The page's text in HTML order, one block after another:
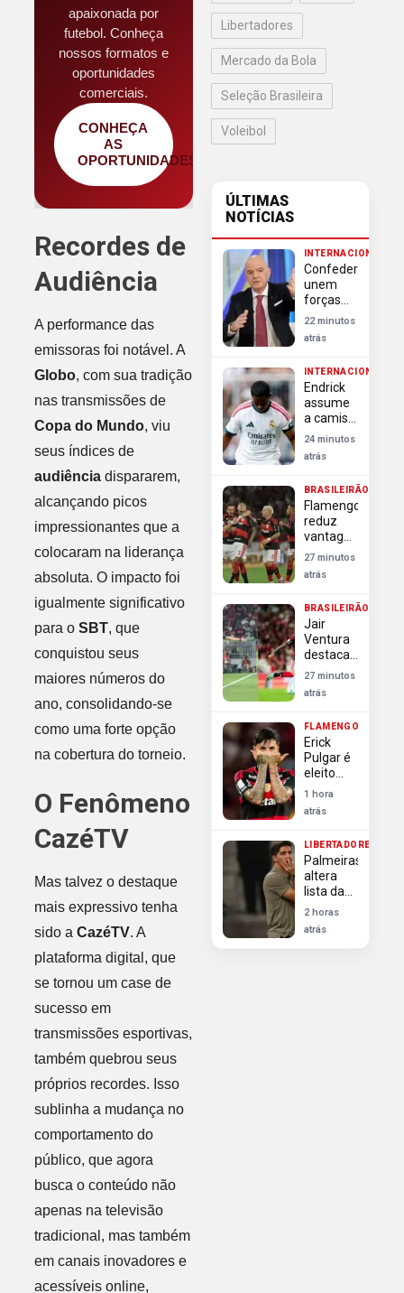
apaixonada por
futebol. Conheça
nossos formatos e
oportunidades
comerciais.
CONHEÇA
AS
OPORTUNIDADES
Recordes de
Audiência
A performance das
emissoras foi notável. A
Globo, com sua tradição
nas transmissões de
Copa do Mundo, viu
seus índices de
audiênciadispararem,
alcançando picos
impressionantes que a
colocaram na liderança
absoluta. O impacto foi
igualmente significativo
para o SBT, que
conquistou seus
maiores números do
ano, consolidando-se
como uma forte opção
na cobertura do torneio.
O Fenômeno
CazéTV
Mas talvez o destaque
mais expressivo tenha
sido a CazéTV. A
plataforma digital, que
se tornou um case de
sucesso em
transmissões esportivas,
também quebrou seus
próprios recordes. Isso
sublinha a mudança no
comportamento do
público, que agora
busca o conteúdo não
apenas na televisão
tradicional, mas também
em canais inovadores e
acessíveis online,
Libertadores
Mercado da Bola
Seleção Brasileira
Voleibol
ÚLTIMAS
NOTÍCIAS
INTERNACIONAL
Confederações
unem
forças
criticando
Infantino
por
do
futebol
22 minutos
atrás
INTERNACIONAL
Endrick
assume
a camisa
9 do Real
Madrid
mesmo
futuro
incerto
no clube
24 minutos
atrás
BRASILEIRÃO
Flamengo
reduz
vantagem
do
Palmeiras
e dispara
chances
de título
do
Brasileirão
27 minutos
atrás
BRASILEIRÃO
Jair
Ventura
destaca
golaço
de Pulgar
e
mérito
do
Flamengo
27 minutos
atrás
FLAMENGO
Erick
Pulgar é
eleito
Craque
da
Torcida
golaço
em
vitória do
Flamengo
1 hora
atrás
LIBERTADORES
Palmeiras
altera
lista da
Libertadores:
Barboza
entre
2 horas
atrás